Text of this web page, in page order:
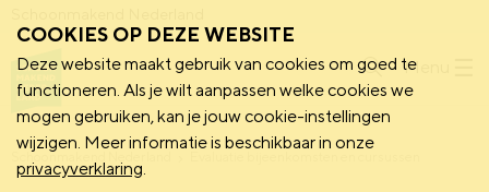
Menu
Schoonmakend Nederland
COOKIES OP DEZE WEBSITE
Deze website maakt gebruik van cookies om goed te
functioneren. Als je wilt aanpassen welke cookies we
mogen gebruiken, kan je jouw cookie-instellingen
wijzigen. Meer informatie is beschikbaar in onze
privacyverklaring.